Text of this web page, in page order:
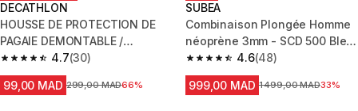
DECATHLON
HOUSSE DE PROTECTION DE
PAGAIE DEMONTABLE /
REGLABLE DE STAND UP
PADDLE
4.7
4.7 out of 5 stars from 30 reviews
(30)
99,00 MAD Prix avant la réduction
299,00 MAD66%
SUBEA
Combinaison Plongée Homme
néoprène 3mm - SCD 500 Bleu
turquin
4.6
4.6 out of 5 stars from 48
(48)
999,00 MAD Prix avant la réduction
1 499,00 MAD33%